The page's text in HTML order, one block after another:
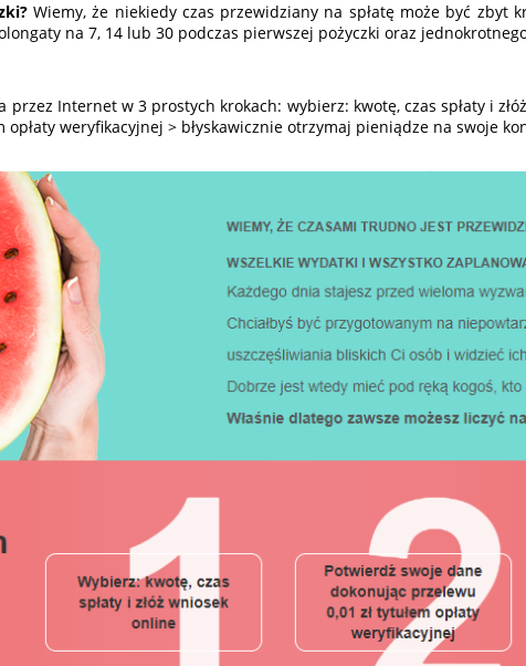
Wiemy, że niekiedy czas przewidziany na spłatę może być zbyt
na 7, 14 lub 30 podczas pierwszej pożyczki oraz
przez Internet w 3 prostych krokach: wybierz: kwotę, czas spłaty i
opłaty weryfikacyjnej > błyskawicznie otrzymaj pieniądze na swoje